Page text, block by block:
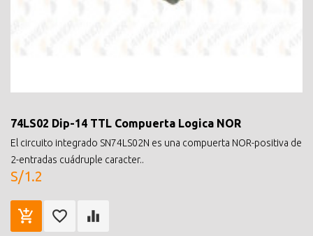
74LS02 Dip-14 TTL Compuerta Logica NOR
El circuito integrado SN74LS02N es una compuerta NOR-positiva de
2-entradas cuádruple caracter..
S/1.2